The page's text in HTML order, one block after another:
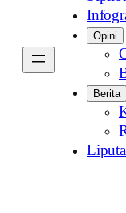
Opini
Berita